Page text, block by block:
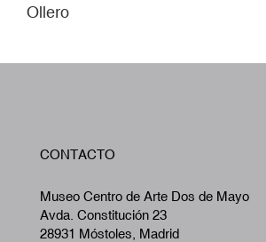
Ollero
CONTACTO
Museo Centro de Arte Dos de Mayo
Avda. Constitución 23
28931 Móstoles, Madrid